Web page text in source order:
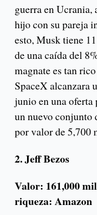
guerra en Ucrania,
hijo con su pareja
esto, Musk tiene
de una caída del
magnate es tan
SpaceX alcanzara
junio en una
un nuevo conjunto
por valor de 5,700
2. Jeff Bezos
Valor: 161,000
riqueza: Amazon